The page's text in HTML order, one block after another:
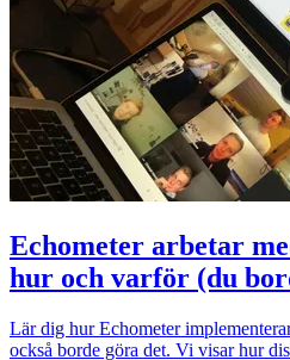
Echometer arbetar
hur och varför (du
Lär dig hur Echometer
också borde göra det. Vi visar hur